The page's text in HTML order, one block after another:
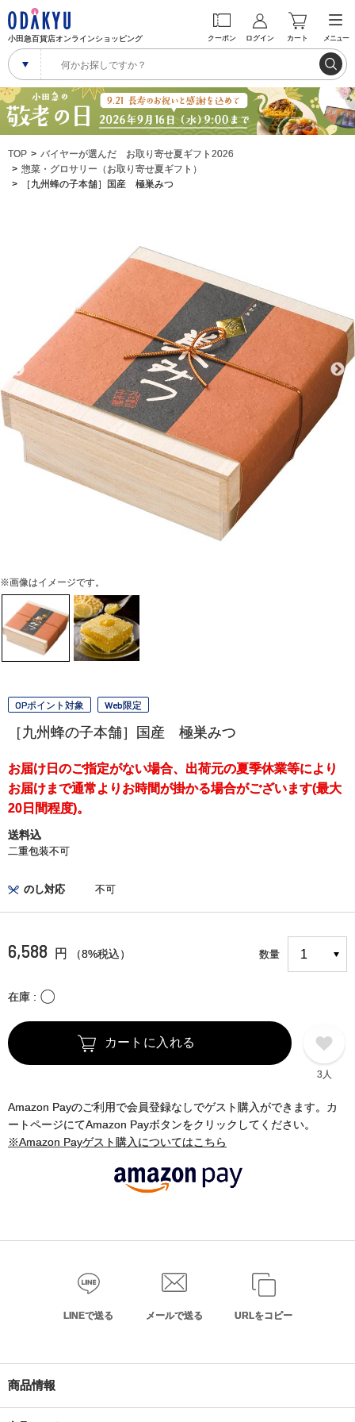
小田急百貨店オンラインショッピング クーポン ログイン カート メニュー
TOP
バイヤーが選んだ お取り寄せ夏ギフト2026
惣菜・グロサリー（お取り寄せ夏ギフト）
［九州蜂の子本舗］国産 極巣みつ
※画像はイメージです。
OPポイント対象 Web限定
［九州蜂の子本舗］国産 極巣みつ
お届け日のご指定がない場合、出荷元の夏季休業等により
お届けまで通常よりお時間が掛かる場合がございます(最大
20日間程度)。
送料込
二重包装不可
のし対応 不可
6,588 円 （8%税込） 数量
在庫 〇
カートに入れる
3人
Amazon Payのご利用で会員登録なしでゲスト購入ができます。カ
ートページにてAmazon Payボタンをクリックしてください。
※Amazon Payゲスト購入についてはこちら
LINEで送る メールで送る URLをコピー
商品情報